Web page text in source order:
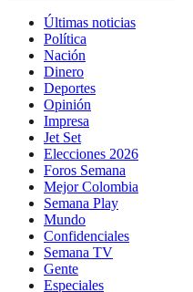
Últimas noticias
Política
Nación
Dinero
Deportes
Opinión
Impresa
Jet Set
Elecciones 2026
Foros Semana
Mejor Colombia
Semana Play
Mundo
Confidenciales
Semana TV
Gente
Especiales